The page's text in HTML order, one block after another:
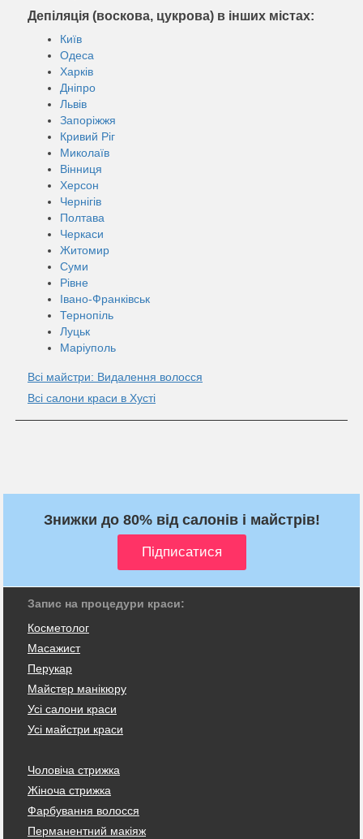
Депіляція (воскова, цукрова) в інших містах:
Київ
Одеса
Харків
Дніпро
Львів
Запоріжжя
Кривий Ріг
Миколаїв
Вінниця
Херсон
Чернігів
Полтава
Черкаси
Житомир
Суми
Рівне
Івано-Франківськ
Тернопіль
Луцьк
Маріуполь
Всі майстри: Видалення волосся
Всі салони краси в Хусті
Знижки до 80% від салонів і майстрів!
Запис на процедури краси:
Косметолог
Масажист
Перукар
Майстер манікюру
Усі салони краси
Усі майстри краси
Чоловіча стрижка
Жіноча стрижка
Фарбування волосся
Перманентний макіяж